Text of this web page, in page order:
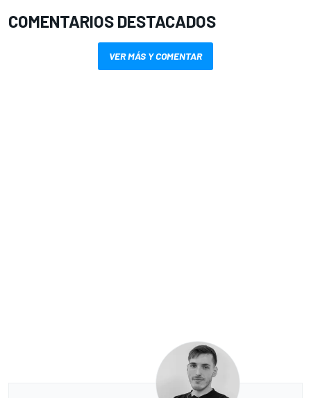
COMENTARIOS DESTACADOS
VER MÁS Y COMENTAR